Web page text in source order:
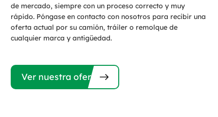
de mercado, siempre con un proceso correcto y muy
rápido. Póngase en contacto con nosotros para recibir una
oferta actual por su camión, tráiler o remolque de
cualquier marca y antigüedad.
Ver nuestra oferta